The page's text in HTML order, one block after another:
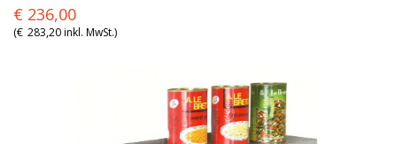
Original
price
€ 236,00
price
(€ 283,20inkl. MwSt.)